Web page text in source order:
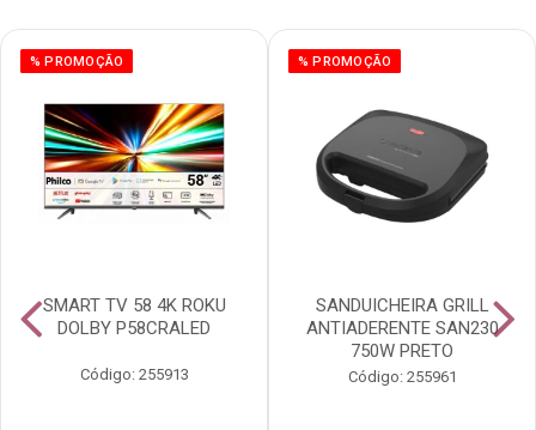
% PROMOÇÃO
SMART TV 58 4K ROKU
DOLBY P58CRALED
Código: 255913
% PROMOÇÃO
SANDUICHEIRA GRILL
ANTIADERENTE SAN230
750W PRETO
Código: 255961